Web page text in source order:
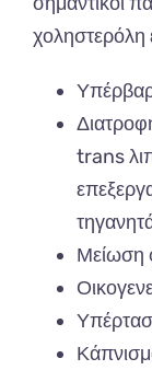
χοληστερόλη
trans
Μείωση